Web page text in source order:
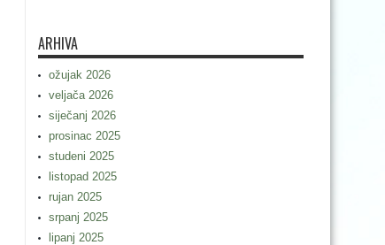
ARHIVA
ožujak 2026
veljača 2026
siječanj 2026
prosinac 2025
studeni 2025
listopad 2025
rujan 2025
srpanj 2025
lipanj 2025